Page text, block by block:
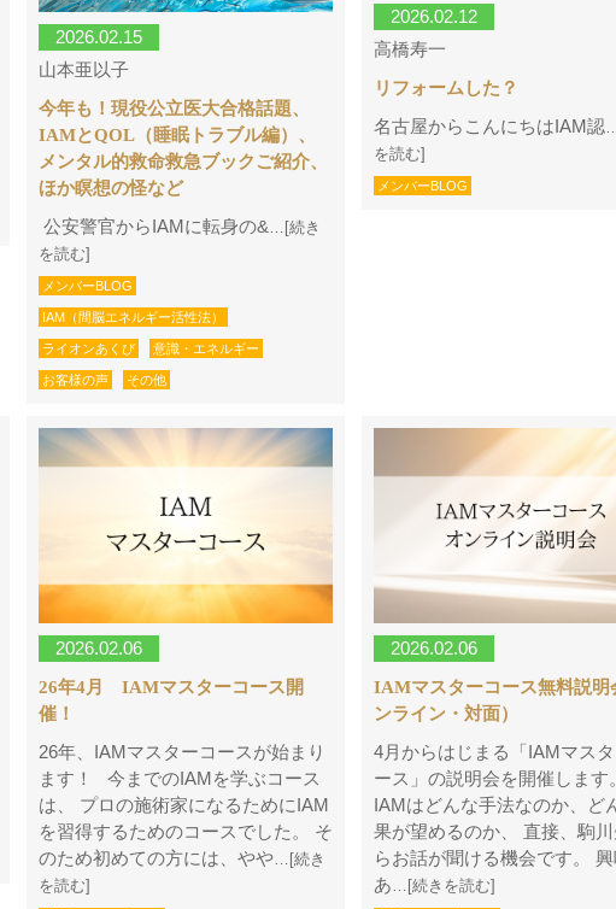
2026.02.15
山本亜以子
今年も！現役公立医大合格話題、
IAMとQOL（睡眠トラブル編）、
メンタル的救命救急ブックご紹介、
ほか瞑想の怪など
公安警官からIAMに転身の& …[続き
を読む]
メンバーBLOG
IAM（間脳エネルギー活性法）
ライオンあくび 意識・エネルギー
お客様の声 その他
2026.02.12
高橋寿一
リフォームした？
名古屋からこんにちはIAM認
を読む]
メンバーBLOG
2026.02.06
26年4月 IAMマスターコース開
催！
26年、IAMマスターコースが始まり
ます！ 今までのIAMを学ぶコース
は、 プロの施術家になるためにIAM
を習得するためのコースでした。 そ
のため初めての方には、やや…[続き
を読む]
2026.02.06
IAMマスターコース無料説明
ンライン・対面）
4月からはじまる「IAMマス
ース」の説明会を開催しま
IAMはどんな手法なのか、ど
果が望めるのか、 直接、駒
らお話が聞ける機会です。
あ…[続きを読む]